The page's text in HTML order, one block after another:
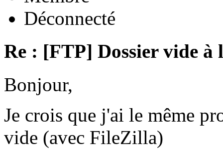
Déconnecté
Re : [FTP] Dossier vide à
Bonjour,
Je crois que j'ai le même
vide (avec FileZilla)